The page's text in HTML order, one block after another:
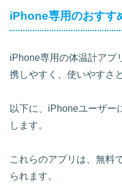
iPhone専用のおすす
iPhone専用の体温計アプ
携しやすく、使いやすさ
以下に、iPhoneユーザー
します。
これらのアプリは、無料
られます。